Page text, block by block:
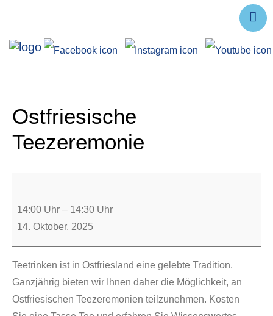
Forschung
Service
Ostfriesische
Teezeremonie
14:00 Uhr – 14:30 Uhr
14. Oktober, 2025
Teetrinken ist in Ostfriesland eine gelebte Tradition.
Ganzjährig bieten wir Ihnen daher die Möglichkeit, an
Ostfriesischen Teezeremonien teilzunehmen. Kosten